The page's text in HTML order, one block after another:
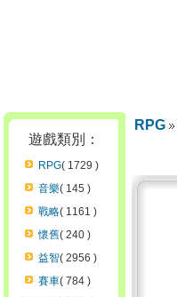
遊戲類別：
RPG( 1729 )
音樂( 145 )
戰略( 1161 )
懷舊( 240 )
益智( 2956 )
賽車( 784 )
RPG